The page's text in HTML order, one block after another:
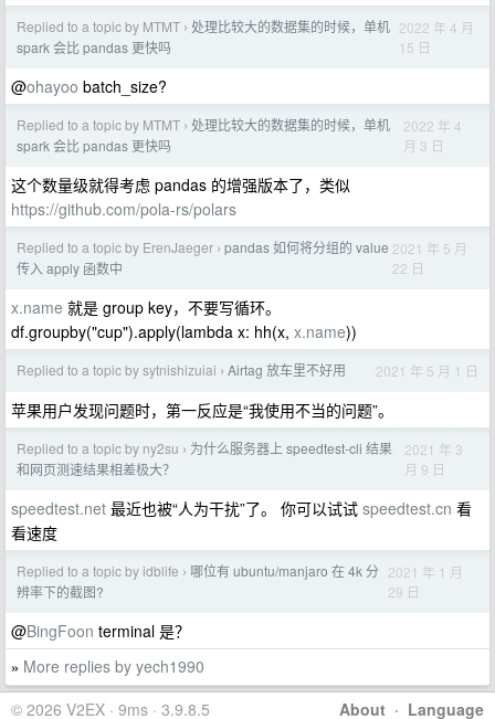
Replied to a topic by MTMT › 处理比较大的数据集的时候，单机
spark 会比 pandas 更快吗
2022 年 4 月
15 日
@ohayoo batch_size?
Replied to a topic by MTMT › 处理比较大的数据集的时候，单机
spark 会比 pandas 更快吗
2022 年 4
月 3 日
这个数量级就得考虑 pandas 的增强版本了，类似
https://github.com/pola-rs/polars
Replied to a topic by ErenJaeger › pandas 如何将分组的 value
传入 apply 函数中
2021 年 5 月
22 日
x.name 就是 group key，不要写循环。
df.groupby("cup").apply(lambda x: hh(x, x.name))
Replied to a topic by sytnishizuiai › Airtag 放车里不好用 2021 年 5 月 1 日
苹果用户发现问题时，第一反应是“我使用不当的问题”。
Replied to a topic by ny2su › 为什么服务器上 speedtest-cli 结果
和网页测速结果相差极大？
2021 年 3
月 9 日
speedtest.net 最近也被“人为干扰”了。 你可以试试 speedtest.cn 看
看速度
Replied to a topic by idblife › 哪位有 ubuntu/manjaro 在 4k 分
辨率下的截图?
2021 年 1 月
29 日
@BingFoon terminal 是？
» More replies by yech1990
About · Language
© 2026 V2EX · 9ms · 3.9.8.5